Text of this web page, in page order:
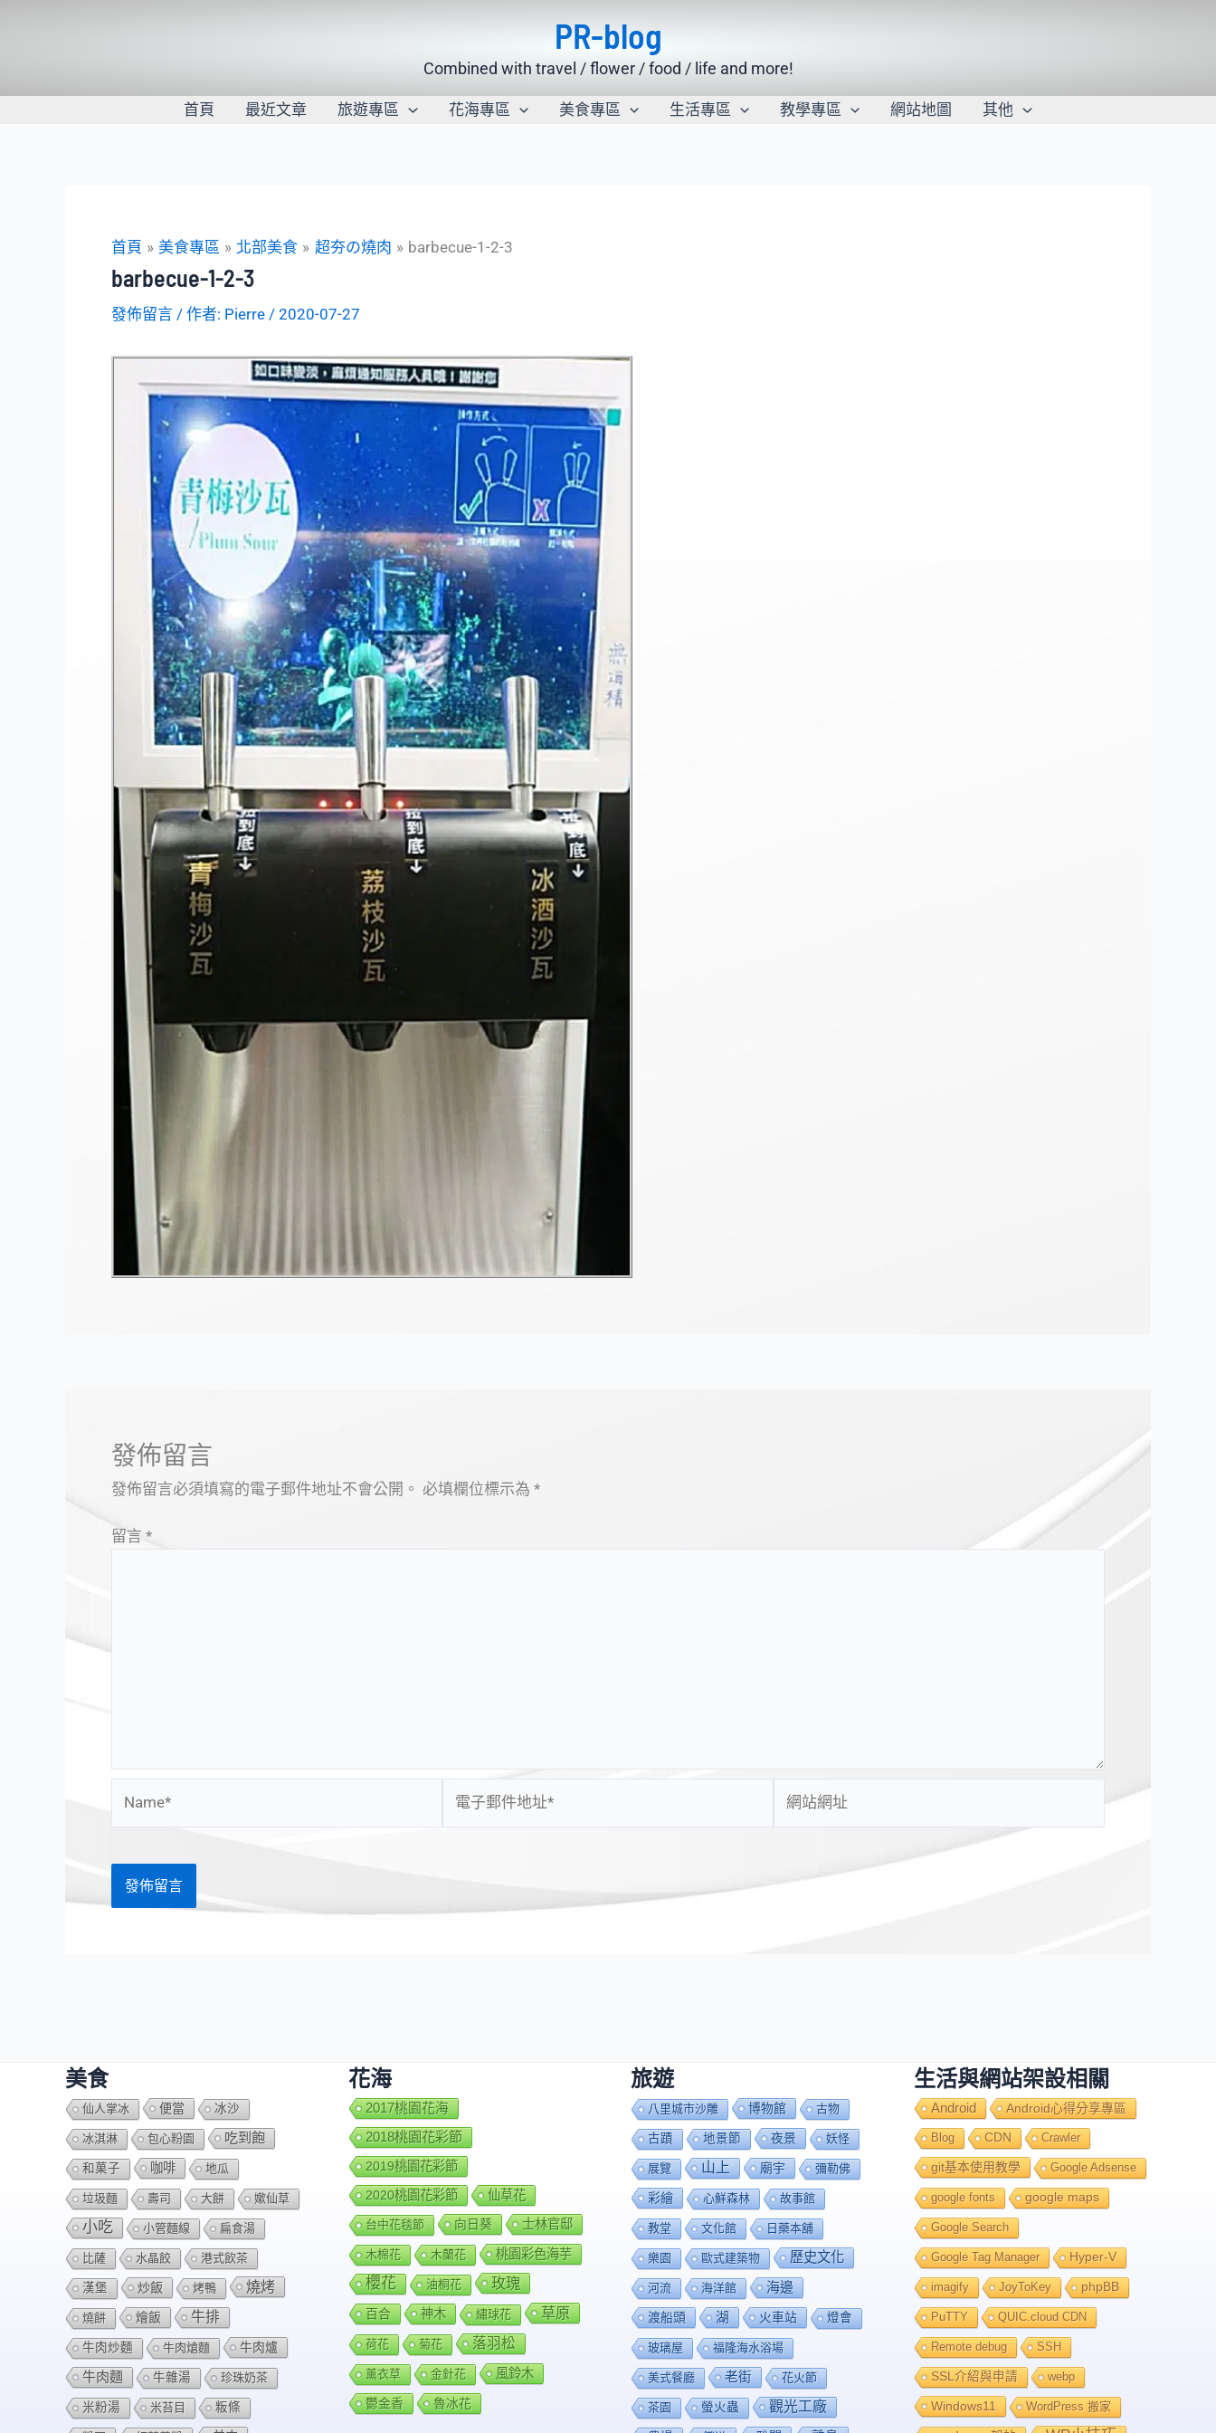
PR-blog
Combined with travel / flower / food / life and more!
首頁 最近文章 旅遊專區 花海專區 美食專區 生活專區 教學專區 網站地圖 其他
首頁 美食專區 北部美食 超夯の燒肉 barbecue-1-2-3
barbecue-1-2-3
發佈留言 / 作者: Pierre / 2020-07-27
發佈留言
發佈留言必須填寫的電子郵件地址不會公開。 必填欄位標示為 *
留言 *
址
站
美食
仙人掌冰 便當 冰沙
冰淇淋 包心粉園 吃到飽
和菓子 咖啡 地瓜
垃圾麵 壽司 大餅 嫰仙草
小吃 小管麵線 扁食湯
比薩 水晶餃 港式飲茶
漢堡 炒飯 烤鴨 燒烤
燒餅 燴飯 牛排
牛肉炒麵 牛肉熗麵 牛肉爐
牛肉麵 牛雜湯 珍珠奶茶
米粉湯 米苔目 粄條
花海
2017桃園花海
2018桃園花彩節
2019桃園花彩節
2020桃園花彩節
仙草花
台中花毯節 向日葵 士林官邸
木棉花 木蘭花 桃園彩色海芋
櫻花 油桐花 玫瑰
百合 神木 繡球花 草原
荷花 菊花 落羽松
薰衣草 金針花 風鈴木
鬱金香 魯冰花
旅遊
八里城市沙雕 博物館 古物
古蹟 地景節 夜景 妖怪
展覽 山上 廟宇 彌勒佛
彩繪 心鮮森林 故事館
教堂 文化館 日藥本舖
樂園 歐式建築物 歷史文化
河流 海洋館 海邊
渡船頭 湖 火車站 燈會
玻璃屋 福隆海水浴場
美式餐廳 老街 花火節
茶園 螢火蟲 觀光工廠
生活與網站架設相關
Android Android心得分享專區
Blog CDN Crawler
git基本使用教學 Google Adsense
google fonts google maps
Google Search
Google Tag Manager Hyper-V
imagify JoyToKey phpBB
PuTTY QUIC.cloud CDN
Remote debug SSH
SSL介紹與申請 webp
Windows11 WordPress 搬家